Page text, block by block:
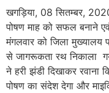
खगड़िया, 08 सितम्बर,
पोषण माह को सफल बनाने
मंगलवार को जिला मुख्यालय
से जागरूकता रथ निकाला
ने हरी झंडी दिखाकर रवाना
पोषण का संदेश देगा और